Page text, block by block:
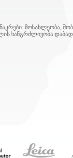
მოსახლეობა,
ხანგრძლივობა